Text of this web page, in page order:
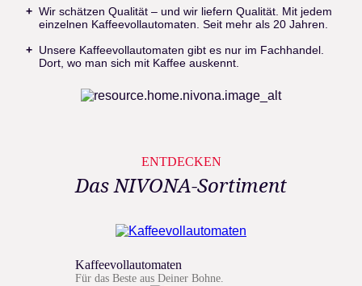
Wir schätzen Qualität – und wir liefern Qualität. Mit jedem
einzelnen Kaffeevollautomaten. Seit mehr als 20 Jahren.
Unsere Kaffeevollautomaten gibt es nur im Fachhandel.
Dort, wo man sich mit Kaffee auskennt.
ENTDECKEN
Das NIVONA-Sortiment
Kaffeevollautomaten
Für das Beste aus Deiner Bohne.